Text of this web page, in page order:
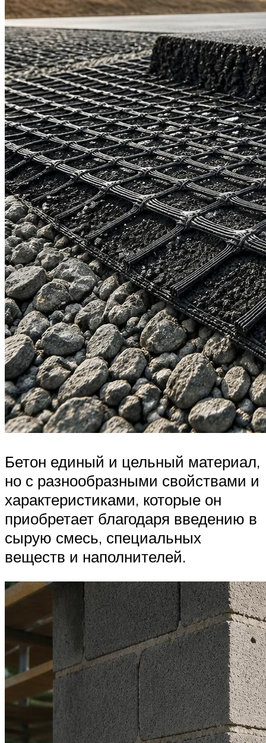
Бетон единый и цельный материал,
но с разнообразными свойствами и
характеристиками, которые он
приобретает благодаря введению в
сырую смесь, специальных
веществ и наполнителей.